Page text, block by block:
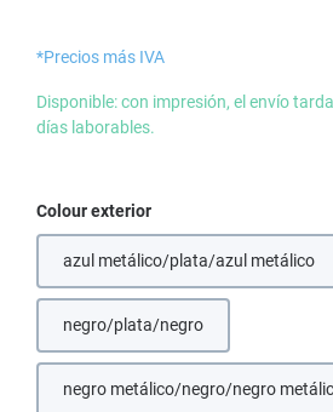
*Precios más IVA
Disponible: con impresión, el envío
días laborables.
Seleccione
Colour exterior
azul metálico/plata/azul metálico
(Esta opción no está
negro/plata/negro
negro metálico/negro/negro